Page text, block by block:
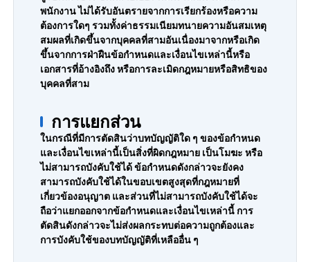
พนักงาน ไม่ได้รับอันตรายจากการเรียกร้องหรือความ
ต้องการใดๆ รวมทั้งค่าธรรมเนียมทนายความอันสมเหตุ
สมผลที่เกิดขึ้นจากบุคคลที่สามอันเนื่องมาจากหรือเกิด
ขึ้นจากการฝ่าฝืนข้อกำหนดและเงื่อนไขเหล่านี้หรือ
เอกสารที่อ้างอิงถึง หรือการละเมิดกฎหมายหรือสิทธิของ
บุคคลที่สาม
การแยกส่วน
ในกรณีที่มีการตัดสินว่าบทบัญญัติใด ๆ ของข้อกำหนด
และเงื่อนไขเหล่านี้เป็นสิ่งที่ผิดกฎหมาย เป็นโมฆะ หรือ
ไม่สามารถบังคับใช้ได้ ข้อกำหนดดังกล่าวจะยังคง
สามารถบังคับใช้ได้ในขอบเขตสูงสุดที่กฎหมายที่
เกี่ยวข้องอนุญาต และส่วนที่ไม่สามารถบังคับใช้ได้จะ
ถือว่าแยกออกจากข้อกำหนดและเงื่อนไขเหล่านี้ การ
ตัดสินดังกล่าวจะไม่ส่งผลกระทบต่อความถูกต้องและ
การบังคับใช้ของบทบัญญัติที่เหลืออื่น ๆ